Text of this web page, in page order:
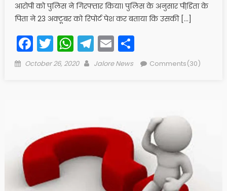
आरोपी को पुलिस ने गिरफ्तार किया। पुलिस के अनुसार पीडि़ता के
पिता ने 23 अक्टूबर को रिपोर्ट पेश कर बताया कि उसकी […]
Facebook
Twitter
WhatsApp
Telegram
EmailShare
Posted
October 26, 2020 Author
Jalore News Comments(30)